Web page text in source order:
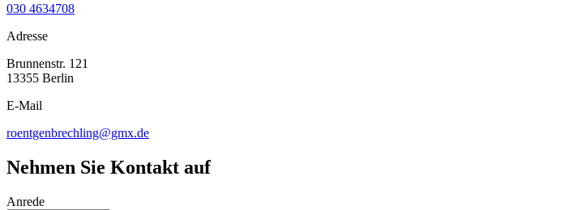
030 4634708
Adresse
Brunnenstr. 121
13355 Berlin
E-Mail
roentgenbrechling@gmx.de
Nehmen Sie Kontakt auf
Anrede